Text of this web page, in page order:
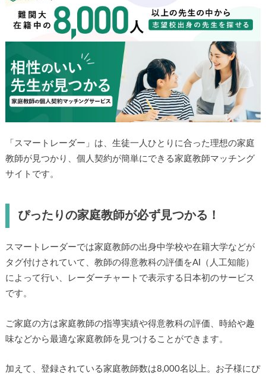
「スマートレーダー」は、生徒一人ひとりに合った理想の家庭
教師が見つかり、個人契約が簡単にできる家庭教師マッチング
サイトです。
ぴったりの家庭教師が必ず見つかる！
スマートレーダーでは家庭教師の出身中学校や在籍大学などが
タグ付けされていて、教師の得意教科の評価をAI（人工知能）
によって行い、レーダーチャートで表示する日本初のサービス
です。
ご家庭の方は家庭教師の指導実績や得意教科の評価、時給や趣
味などから最適な家庭教師を見つけることができます。
加えて、登録されている家庭教師数は8,000名以上。お子様にぴ